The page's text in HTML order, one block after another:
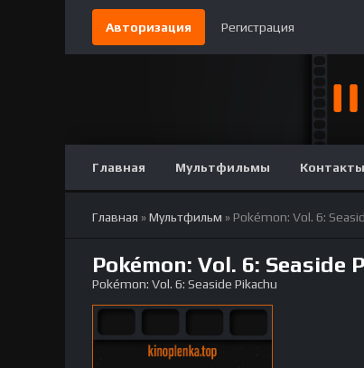
Авторизация Регистрация
Главная Мультфильмы Контакты
Главная »Мультфильм » Pokémon: Vol. 6:
Pokémon: Vol. 6: Seaside
Pokémon: Vol. 6: Seaside Pikachu